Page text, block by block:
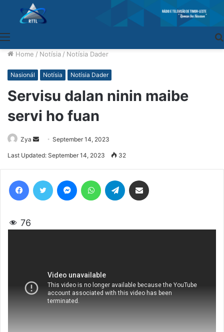
Home / Notísia / Notísia Dader
Nasionál Notísia Notísia Dader
Servisu dalan ninin maibe
servi ho fuan
Zya
Send
an
September 14, 2023
Last Updated: September 14, 2023 32
76